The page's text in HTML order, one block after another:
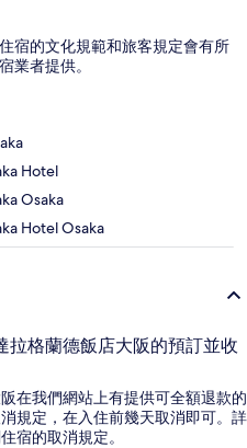
宿的文化規範和旅客規定會有所
業者提供。
Hotel
Osaka
Hotel Osaka
拉格蘭德飯店大阪的預訂並收
在我們網站上有提供可全額退款的
規定，在入住前幾天取消即可。詳
宿的取消規定。